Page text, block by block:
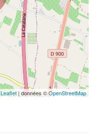
Leaflet | données ©OpenStreetMap